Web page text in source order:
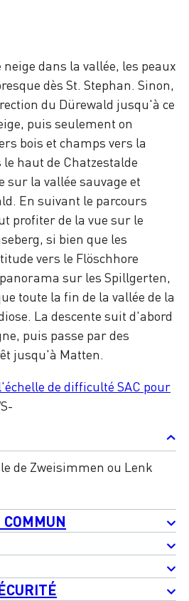
neige dans la vallée, les peaux
dès St. Stephan. Sinon,
du Dürewald jusqu'à ce
puis seulement on
bois et champs vers la
haut de Chatzestalde
sur la vallée sauvage et
En suivant le parcours
profiter de la vue sur le
si bien que les
vers le Flöschhore
sur les Spillgerten,
toute la fin de la vallée de la
La descente suit d'abord
puis passe par des
jusqu'à Matten.
de difficulté SAC pour
de Zweisimmen ou Lenk